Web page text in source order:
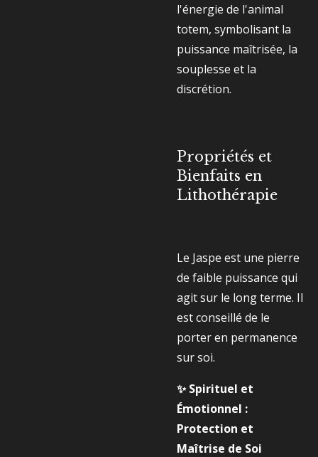
l'énergie de l'animal
totem, symbolisant la
puissance maîtrisée, la
souplesse et la
discrétion.
Propriétés et
Bienfaits en
Lithothérapie
Le Jaspe est une pierre
de faible puissance qui
agit sur le long terme. Il
est conseillé de le
porter en permanence
sur soi.
✨ Spirituel et
Émotionnel :
Protection et
Maîtrise de Soi